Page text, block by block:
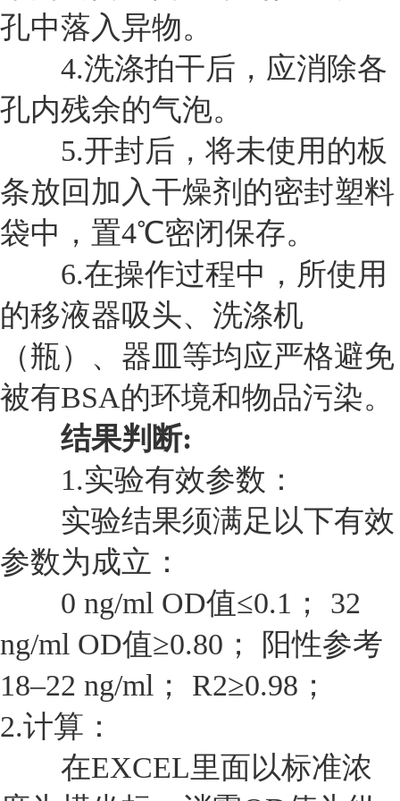
孔中落入异物。
4.洗涤拍干后，应消除各
孔内残余的气泡。
5.开封后，将未使用的板
条放回加入干燥剂的密封塑料
袋中，置4℃密闭保存。
6.在操作过程中，所使用
的移液器吸头、洗涤机
（瓶）、器皿等均应严格避免
被有BSA的环境和物品污染。
结果判断:
1.实验有效参数：
实验结果须满足以下有效
参数为成立：
0 ng/ml OD值≤0.1； 32
ng/ml OD值≥0.80； 阳性参考
18–22 ng/ml； R2≥0.98；
2.计算：
在EXCEL里面以标准浓